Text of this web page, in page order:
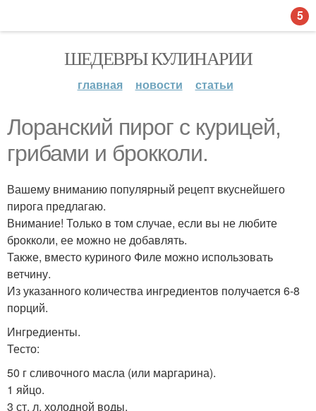
ШЕДЕВРЫ КУЛИНАРИИ
главная новости статьи
Лоранский пирог с курицей,
грибами и брокколи.
Вашему вниманию популярный рецепт вкуснейшего
пирога предлагаю.
Внимание! Только в том случае, если вы не любите
брокколи, ее можно не добавлять.
Также, вместо куриного Филе можно использовать
ветчину.
Из указанного количества ингредиентов получается 6-8
порций.
Ингредиенты.
Тесто:
50 г сливочного масла (или маргарина).
1 яйцо.
3 ст. л. холодной воды.
5